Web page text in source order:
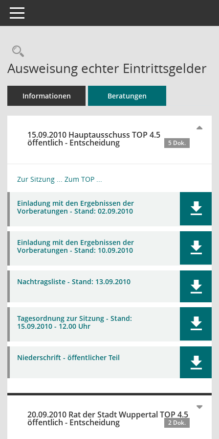
Toggle navigation
Rechercheauswahl
Ausweisung echter Eintrittsgelder
Informationen Beratungen
15.09.2010 Hauptausschuss TOP 4.5
öffentlich - Entscheidung 5 Dok.
Zur Sitzung ... Zum TOP ...
Einladung mit den Ergebnissen der
Vorberatungen - Stand: 02.09.2010
Einladung mit den Ergebnissen der
Vorberatungen - Stand: 10.09.2010
Nachtragsliste - Stand: 13.09.2010
Tagesordnung zur Sitzung - Stand:
15.09.2010 - 12.00 Uhr
Niederschrift - öffentlicher Teil
20.09.2010 Rat der Stadt Wuppertal TOP 4.5
öffentlich - Entscheidung 2 Dok.